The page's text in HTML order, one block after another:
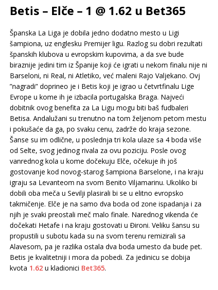
Betis – Elče – 1 @ 1.62 u Bet365
Španska La Liga je dobila jedno dodatno mesto u Ligi
šampiona, uz englesku Premijer ligu. Razlog su dobri rezultati
španskih klubova u evropskim kupovima, a da sve bude
biraznije jedini tim iz Španije koji će igrati u nekom finalu nije ni
Barseloni, ni Real, ni Atletiko, već maleni Rajo Valjekano. Ovj
”nagradi” doprineo je i Betis koji je igrao u četvrtfinalu Lige
Evrope u kome ih je izbacila portugalska Braga. Najveći
dobitnik ovog benefita za La Ligu mogu biti baš fudbaleri
Betisa. Andalužani su trenutno na tom željenom petom mestu
i pokušaće da ga, po svaku cenu, zadrže do kraja sezone.
Šanse su im odlične, u poslednja tri kola ulaze sa 4 boda više
od Selte, svog jedinog rivala za ovu poziciju. Posle ovog
vanrednog kola u kome dočekuju Elče, očekuje ih još
gostovanje kod novog-starog šampiona Barselone, i na kraju
igraju sa Levanteom na svom Benito Viljamarinu. Ukoliko bi
dobili oba meča u Sevilji plasirali bi se u elitno evropsko
takmičenje. Elče je na samo dva boda od zone ispadanja i za
njih je svaki preostali meč malo finale. Narednog vikenda će
dočekati Hetafe i na kraju gostovati u Đironi. Veliku šansu su
propustili u subotu kada su na svom terenu remizirali sa
Alavesom, pa je razlika ostala dva boda umesto da bude pet.
Betis je kvalitetniji i mora da pobedi. Za jedinicu se dobija
kvota 1.62 u kladionici Bet365.